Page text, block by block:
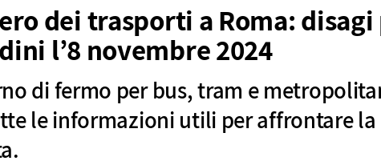
dei trasporti a Roma:
l’8 novembre 2024
di fermo per bus, tram e
le informazioni utili per affrontare la